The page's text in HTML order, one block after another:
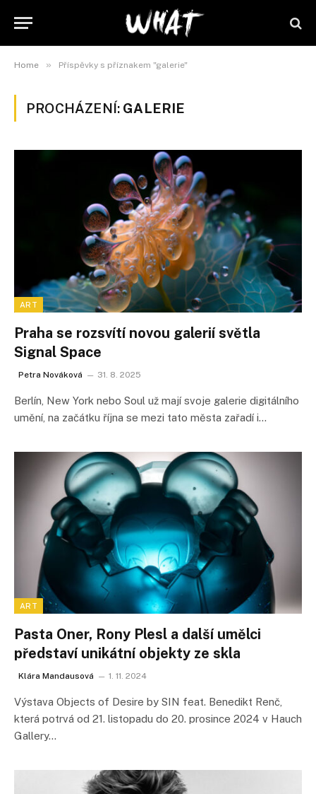
Home » Příspěvky s příznakem "galerie"
PROCHÁZENÍ: GALERIE
ART
Praha se rozsvítí novou galerií světla
Signal Space
Petra Nováková 31. 8. 2025
Berlín, New York nebo Soul už mají svoje galerie digitálního
umění, na začátku října se mezi tato města zařadí i…
ART
Pasta Oner, Rony Plesl a další umělci
představí unikátní objekty ze skla
Klára Mandausová 1. 11. 2024
Výstava Objects of Desire by SIN feat. Benedikt Renč,
která potrvá od 21. listopadu do 20. prosince 2024 v Hauch
Gallery…